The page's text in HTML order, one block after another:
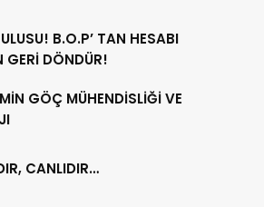
TAN HESABI
GERİ DÖNDÜR!
GÖÇ MÜHENDİSLİĞİ VE
CANLIDIR…